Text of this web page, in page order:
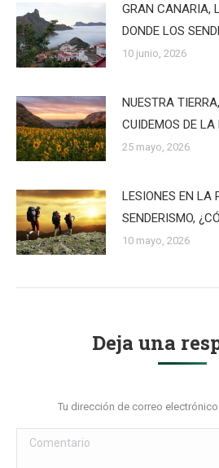
GRAN CANARIA,
DONDE LOS
10 junio, 2026
NUESTRA
CUIDEMOS DE
25 mayo, 2026
LESIONES EN LA
SENDERISMO,
10 mayo, 2026
Deja una
Tu dirección de correo
Comentario